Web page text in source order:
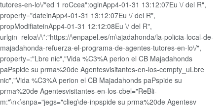
tutores-en-lo\/"ed 1 roCcea":oginApp4-01-31 13:12:07Eu \/ del R",
property="dateinApp4-01-31 13:12:07Eu \/ del R",
propModifiateinApp4-01-31 12:12:08Eu \/ del R",
urlgin_reloa\/\*:"https://\enpapel.es/m\ajadahonda/la-policia-local-de-
majadahonda-refuerza-el-programa-de-agentes-tutores-en-lo\/",
property=:"Lbre nic","Vida %C3%A perion el CB Majadahonds
paPspide su prma%20de Agentesvisitantes-en-los-cempty_uLbre
nic","Vida %C3%A perion el CB Majadahonds paPspide su
prma%20de Agentesvisitantes-en-los-cbel="ReBli-
m:"\n<\snpa="jegs="clieg\de-inpspide su prma%20de Agentesv